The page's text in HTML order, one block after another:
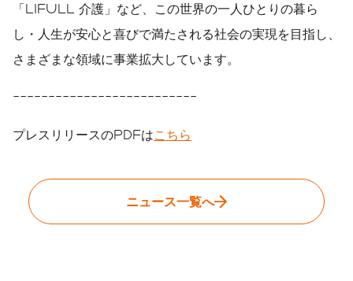
「LIFULL 介護」など、この世界の一人ひとりの暮ら
し・人生が安心と喜びで満たされる社会の実現を目指し、
さまざまな領域に事業拡大しています。
--------------------------
プレスリリースのPDFはこちら
ニュース一覧へ